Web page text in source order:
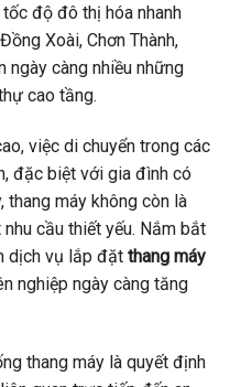
độ đô thị hóa nhanh
Xoài, Chơn Thành,
ngày càng nhiều những
cao tầng.
việc di chuyển trong các
đặc biệt với gia đình có
thang máy không còn là
cầu thiết yếu. Nắm bắt
dịch vụ lắp đặt thang máy
nghiệp ngày càng tăng
thang máy là quyết định